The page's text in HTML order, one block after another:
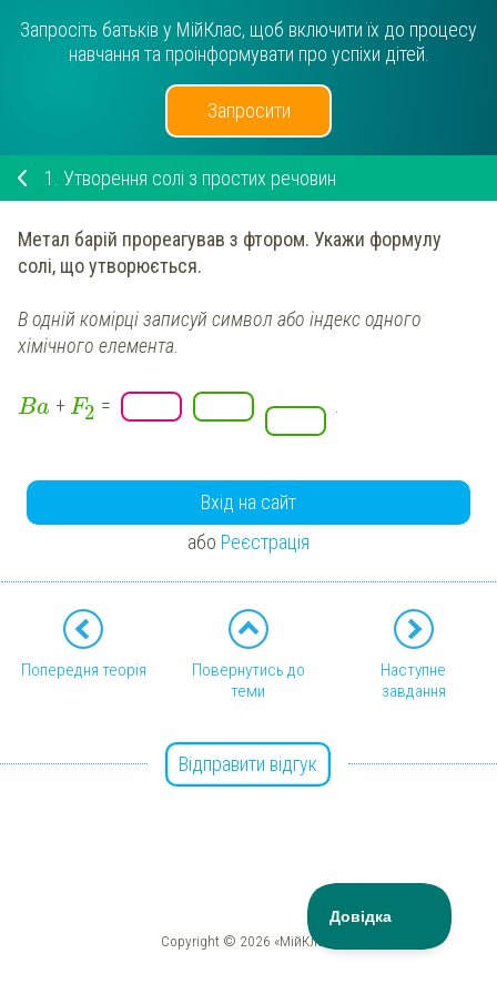
Запросіть батьків у МійКлас, щоб включити їх до процесу
навчання та проінформувати про успіхи дітей.
Запросити
1. Утворення солі з простих речовин
Метал барій прореагував з фтором. Укажи формулу
солі, що утворюється.
В одній комірці записуй символ або індексодного
хімічного елемента.
Ba +F2 = .
Вхід на сайт
або Реєстрація
Попередня теорія
Повернутись до
теми
Наступне
завдання
Відправити відгук
Copyright © 2026 «МійКлас»